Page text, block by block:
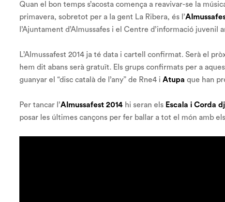
Quan el bon temps s’acosta comença a reavivar-se la
primavera, sobretot per a la gent La Ribera, és l’
l’Ajuntament d’Almussafes i el Centre d’informació juvenil
L’Almussafest 2014 ja té data i cartell confirmat. Serà el
hem dit abans serà gratuït. Els grups confirmats per a
guanyar el “disc català de l’any” de Rne4 i Atupa que han
Per tancar l’Almussafest 2014 hi seran els Escala i Corda
posar les últimes cançons per fer ballar a tot el món amb